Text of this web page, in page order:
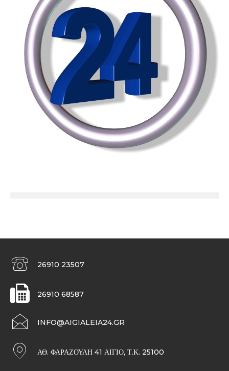
26910 23507
26910 68587
INFO@AIGIALEIA24.GR
ΑΘ. ΦΑΡΑΖΟΥΛΉ 41 ΑΊΓΙΟ, Τ.Κ. 25100